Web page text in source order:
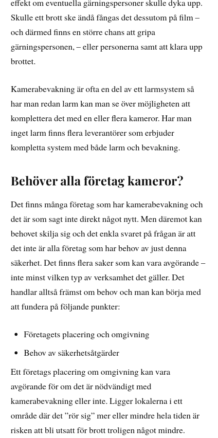
effekt om eventuella gärningspersoner skulle dyka upp.
Skulle ett brott ske ändå fångas det dessutom på film –
och därmed finns en större chans att gripa
gärningspersonen, – eller personerna samt att klara upp
brottet.
Kamerabevakning är ofta en del av ett larmsystem så
har man redan larm kan man se över möjligheten att
komplettera det med en eller flera kameror. Har man
inget larm finns flera leverantörer som erbjuder
kompletta system med både larm och bevakning.
Behöver alla företag kameror?
Det finns många företag som har kamerabevakning och
det är som sagt inte direkt något nytt. Men däremot kan
behovet skilja sig och det enkla svaret på frågan är att
det inte är alla företag som har behov av just denna
säkerhet. Det finns flera saker som kan vara avgörande –
inte minst vilken typ av verksamhet det gäller. Det
handlar alltså främst om behov och man kan börja med
att fundera på följande punkter:
Företagets placering och omgivning
Behov av säkerhetsåtgärder
Ett företags placering om omgivning kan vara
avgörande för om det är nödvändigt med
kamerabevakning eller inte. Ligger lokalerna i ett
område där det ”rör sig” mer eller mindre hela tiden är
risken att bli utsatt för brott troligen något mindre.